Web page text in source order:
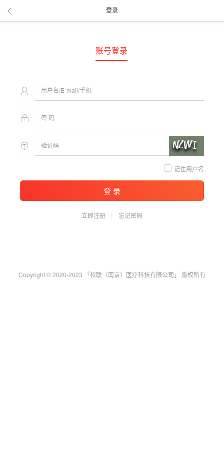
登录
账号登录
记住用户名
登 录
立即注册 忘记密码
Copyright © 2020-2023 「软联（南京）医疗科技有限公司」 版权所有